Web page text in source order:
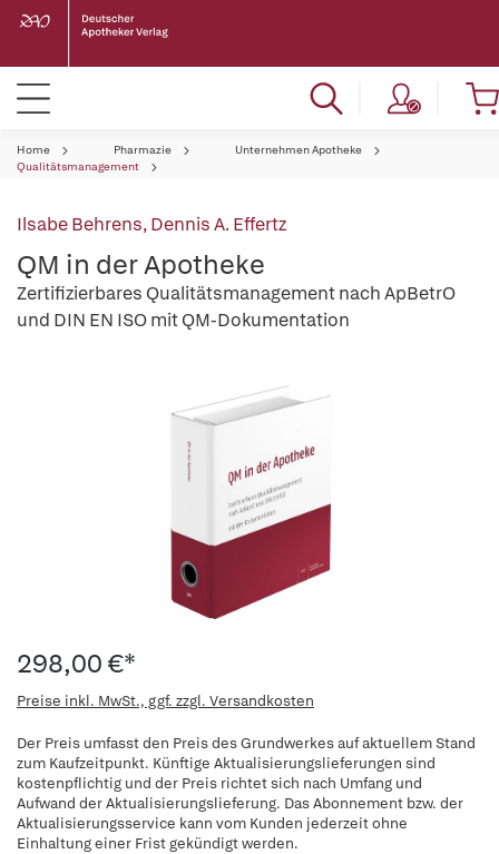
Home Pharmazie
Unternehmen Apotheke
Qualitätsmanagement
Ilsabe Behrens,Dennis A. Effertz
QM in der Apotheke
Zertifizierbares Qualitätsmanagement nach ApBetrO
und DIN EN ISO mit QM-Dokumentation
298,00 €*
Preise inkl. MwSt., ggf. zzgl. Versandkosten
Der Preis umfasst den Preis des Grundwerkes auf aktuellem Stand
zum Kaufzeitpunkt. Künftige Aktualisierungslieferungen sind
kostenpflichtig und der Preis richtet sich nach Umfang und
Aufwand der Aktualisierungslieferung. Das Abonnement bzw. der
Aktualisierungsservice kann vom Kunden jederzeit ohne
Einhaltung einer Frist gekündigt werden.